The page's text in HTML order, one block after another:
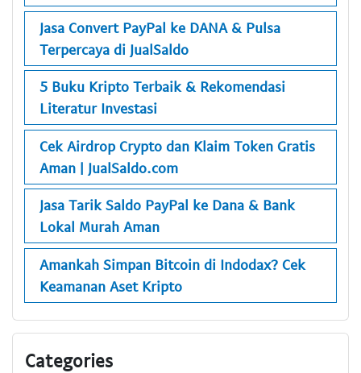
Jasa Convert PayPal ke DANA & Pulsa
Terpercaya di JualSaldo
5 Buku Kripto Terbaik & Rekomendasi
Literatur Investasi
Cek Airdrop Crypto dan Klaim Token Gratis
Aman | JualSaldo.com
Jasa Tarik Saldo PayPal ke Dana & Bank
Lokal Murah Aman
Amankah Simpan Bitcoin di Indodax? Cek
Keamanan Aset Kripto
Categories